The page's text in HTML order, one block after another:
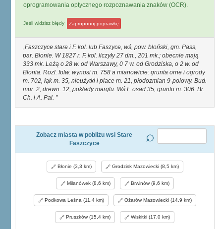
oprogramowania optycznego rozpoznawania znaków (OCR).
Jeśli widzisz błędy Zaproponuj poprawkę
Faszczyce stare i F. kol. lub Faszyce, wś, pow. błoński, gm. Pass,
par. Błonie. W 1827 r. F. kol. liczyły 27 dm., 201 mk.; obecnie mają
333 mk. Leżą o 28 w. od Warszawy, 0 7 w. od Grodziska, o 2 w. od
Błonia. Rozl. folw. wynosi m. 758 a mianowicie: grunta orne i ogrody
m. 702, łąk m. 35, nieużytki i place m. 21, płodozmian 9-polowy. Bud.
mur. 2, drewn. 12, pokłady marglu. Wś F. osad 35, gruntu m. 306. Br.
Ch. i A. Pal.
Zobacz miasta w pobliżu wsi Stare
Faszczyce
Błonie (3,3 km) Grodzisk Mazowiecki (8,5 km)
Milanówek (8,6 km) Brwinów (9,6 km)
Podkowa Leśna (11,4 km) Ożarów Mazowiecki (14,9 km)
Pruszków (15,4 km) Wiskitki (17,0 km)